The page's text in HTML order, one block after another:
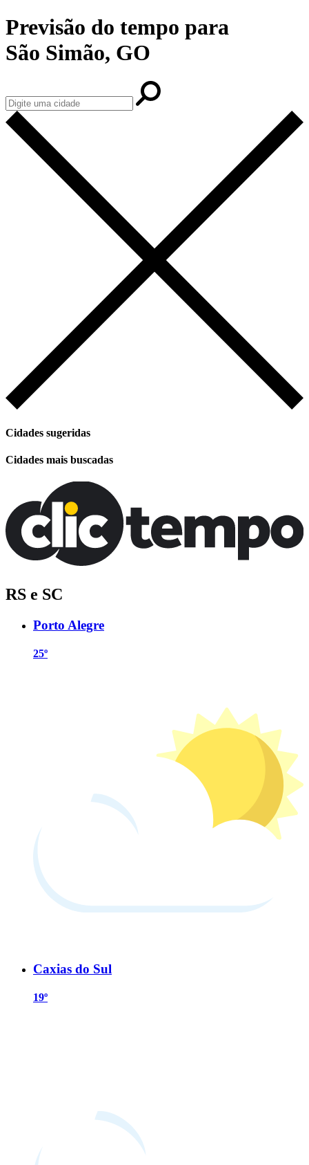
Previsão do tempo para
São Simão, GO
Cidades sugeridas
Cidades mais buscadas
RS e SC
Porto Alegre
25º
Caxias do Sul
19º